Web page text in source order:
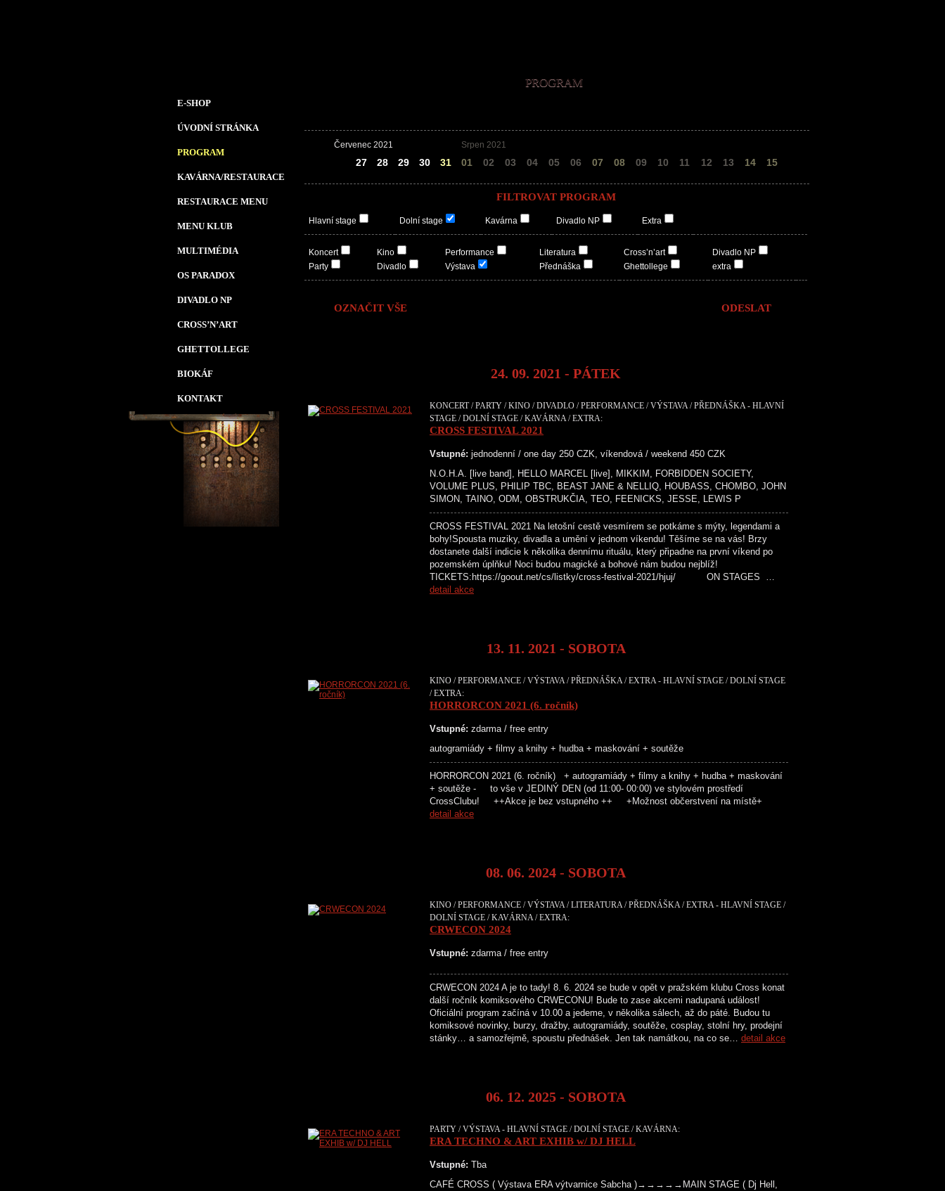
E-SHOP
ÚVODNÍ STRÁNKA
PROGRAM
KAVÁRNA/RESTAURACE
RESTAURACE MENU
MENU KLUB
MULTIMÉDIA
OS PARADOX
DIVADLO NP
CROSS’N’ART
GHETTOLLEGE
BIOKÁF
KONTAKT
PROGRAM
Červenec 2021
27 28 29 30 31
Srpen 2021
01 02 03 04 05 06 07 08 09 10 11 12 13 14 15
FILTROVAT PROGRAM
Hlavní stage Dolní stage Kavárna Divadlo NP Extra
Koncert
Party
Kino
Divadlo
Performance
Výstava
Literatura
Přednáška
Cross’n’art
Ghettollege
Divadlo NP
extra
OZNAČIT VŠE
24. 09. 2021 - PÁTEK
KONCERT / PARTY / KINO / DIVADLO / PERFORMANCE / VÝSTAVA / PŘEDNÁŠKA - HLAVNÍ
STAGE / DOLNÍ STAGE / KAVÁRNA / EXTRA:
CROSS FESTIVAL 2021
Vstupné: jednodenní / one day 250 CZK, víkendová / weekend 450 CZK
N.O.H.A. [live band], HELLO MARCEL [live], MIKKIM, FORBIDDEN SOCIETY,
VOLUME PLUS, PHILIP TBC, BEAST JANE & NELLIQ, HOUBASS, CHOMBO, JOHN
SIMON, TAINO, ODM, OBSTRUKČIA, TEO, FEENICKS, JESSE, LEWIS P
CROSS FESTIVAL 2021 Na letošní cestě vesmírem se potkáme s mýty, legendami a
bohy!Spousta muziky, divadla a umění v jednom víkendu! Těšíme se na vás! Brzy
dostanete další indicie k několika dennímu rituálu, který připadne na první víkend po
pozemském úplňku! Noci budou magické a bohové nám budou nejblíž!
TICKETS:https://goout.net/cs/listky/cross-festival-2021/hjuj/ ON STAGES …
detail akce
13. 11. 2021 - SOBOTA
KINO / PERFORMANCE / VÝSTAVA / PŘEDNÁŠKA / EXTRA - HLAVNÍ STAGE / DOLNÍ STAGE
/ EXTRA:
HORRORCON 2021 (6. ročník)
Vstupné: zdarma / free entry
autogramiády + filmy a knihy + hudba + maskování + soutěže
HORRORCON 2021 (6. ročník) + autogramiády + filmy a knihy + hudba + maskování
+ soutěže - to vše v JEDINÝ DEN (od 11:00- 00:00) ve stylovém prostředí
CrossClubu! ++Akce je bez vstupného ++ +Možnost občerstvení na místě+
detail akce
08. 06. 2024 - SOBOTA
KINO / PERFORMANCE / VÝSTAVA / LITERATURA / PŘEDNÁŠKA / EXTRA - HLAVNÍ STAGE /
DOLNÍ STAGE / KAVÁRNA / EXTRA:
CRWECON 2024
Vstupné: zdarma / free entry
CRWECON 2024 A je to tady! 8. 6. 2024 se bude v opět v pražském klubu Cross konat
další ročník komiksového CRWECONU! Bude to zase akcemi nadupaná událost!
Oficiální program začíná v 10.00 a jedeme, v několika sálech, až do páté. Budou tu
komiksové novinky, burzy, dražby, autogramiády, soutěže, cosplay, stolní hry, prodejní
stánky… a samozřejmě, spoustu přednášek. Jen tak namátkou, na co se… detail akce
06. 12. 2025 - SOBOTA
PARTY / VÝSTAVA - HLAVNÍ STAGE / DOLNÍ STAGE / KAVÁRNA:
ERA TECHNO & ART EXHIB w/ DJ HELL
Vstupné: Tba
CAFÉ CROSS ( Výstava ERA výtvarnice Sabcha )→→→→→MAIN STAGE ( Dj Hell,